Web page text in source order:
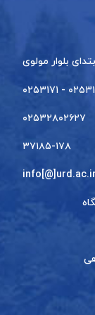
بلوار مولوی
- ۰۲۵۳۱۷۱
۰۲۵۳۲۸۰۲۶۲۷
۳۷۱۸۵-۱۷۸
info[@]urd.ac.ir